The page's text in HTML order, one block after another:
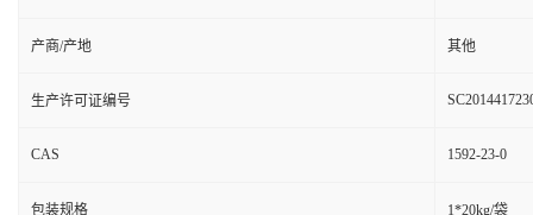
产商/产地 其他
生产许可证编号
CAS 1592-23-0
包装规格 1*20kg/袋